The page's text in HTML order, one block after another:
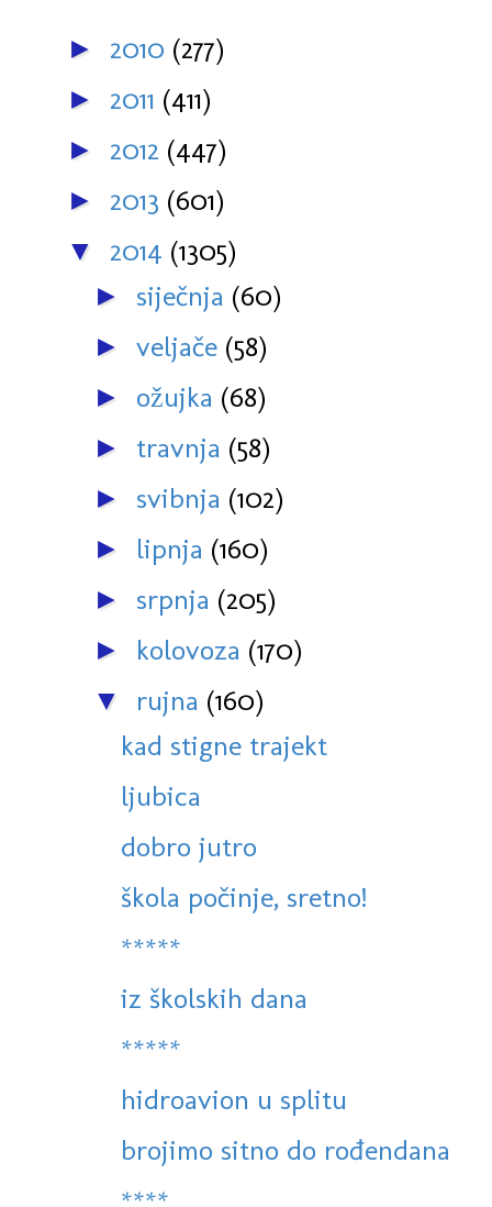
► 2010 (277)
► 2011 (411)
► 2012 (447)
► 2013 (601)
▼ 2014 (1305)
► siječnja (60)
► veljače (58)
► ožujka (68)
► travnja (58)
► svibnja (102)
► lipnja (160)
► srpnja (205)
► kolovoza (170)
▼ rujna (160)
kad stigne trajekt
ljubica
dobro jutro
škola počinje, sretno!
*****
iz školskih dana
*****
hidroavion u splitu
brojimo sitno do rođendana